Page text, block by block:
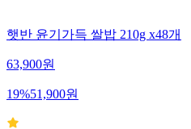
햇반 윤기가득 쌀밥 210g x48개
63,900원
19%51,900원